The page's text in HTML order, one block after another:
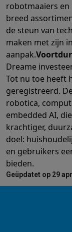
robotmaaiers en
breed
de steun van
maken met zijn
aanpak.
Dreame
Tot nu toe heeft
geregistreerd.
robotica,
embedded AI,
krachtiger,
doel:
en gebruikers
bieden.
Geüpdatet op 29